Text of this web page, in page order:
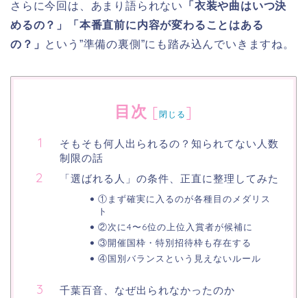
さらに今回は、あまり語られない
「衣装や曲はいつ決
めるの？」「本番直前に内容が変わることはある
の？」 という”準備の裏側”にも踏み込んでいきますね。
目次 [閉じる ]
そもそも何人出られるの？知られてない人数
制限の話
「選ばれる人」の条件、正直に整理してみた
①まず確実に入るのが各種目のメダリス
ト
②次に4〜6位の上位入賞者が候補に
③開催国枠・特別招待枠も存在する
④国別バランスという見えないルール
千葉百音、なぜ出られなかったのか